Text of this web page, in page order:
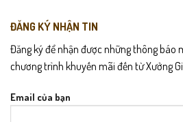
ĐĂNG KÝ NHẬN TIN
Đăng ký để nhận được những thông báo
chương trình khuyến mãi đến từ Xưởng
Email của bạn